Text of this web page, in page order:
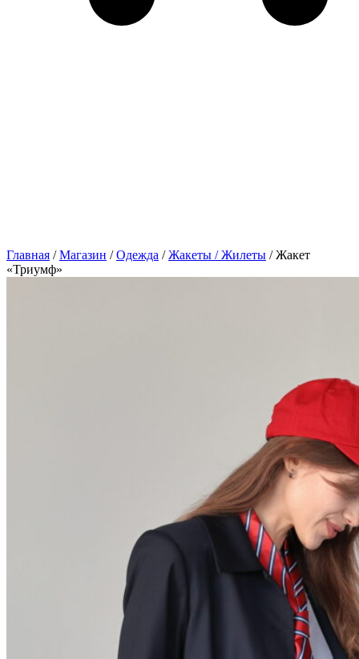
Главная /Магазин /Одежда /Жакеты / Жилеты / Жакет
«Триумф»